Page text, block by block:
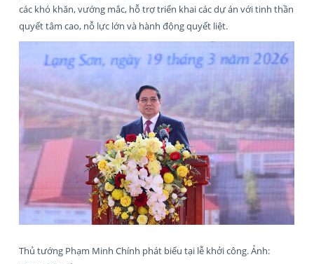
các khó khăn, vướng mắc, hỗ trợ triển khai các dự án với tinh thần
quyết tâm cao, nỗ lực lớn và hành động quyết liệt.
Thủ tướng Phạm Minh Chính phát biểu tại lễ khởi công. Ảnh: